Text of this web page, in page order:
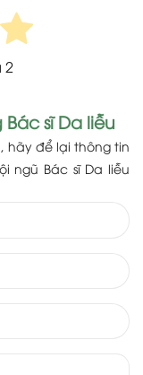
2
sĩ Da liễu
hãy để lại thông tin
ngũ Bác sĩ Da liễu